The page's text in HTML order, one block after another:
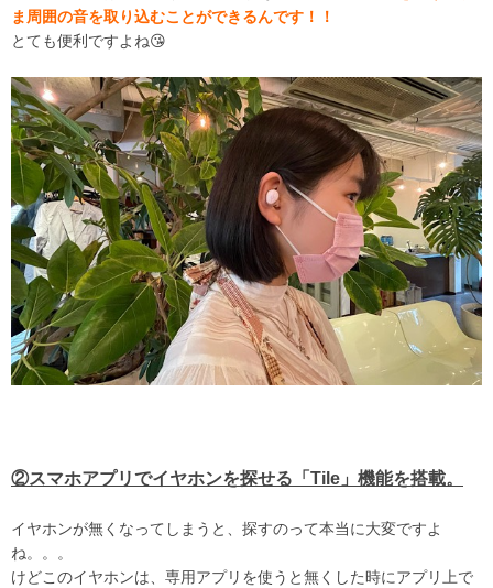
ま周囲の音を取り込むことができるんです！！
とても便利ですよね😘
②スマホアプリでイヤホンを探せる「Tile」機能を搭載。
イヤホンが無くなってしまうと、探すのって本当に大変ですよ
ね。。。
けどこのイヤホンは、専用アプリを使うと無くした時にアプリ上で